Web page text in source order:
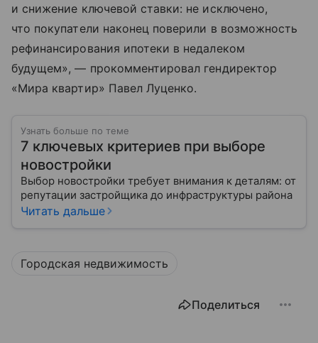
и снижение ключевой ставки: не исключено,
что покупатели наконец поверили в возможность
рефинансирования ипотеки в недалеком
будущем», — прокомментировал гендиректор
«Мира квартир» Павел Луценко.
Узнать больше по теме
7 ключевых критериев при выборе
новостройки
Выбор новостройки требует внимания к деталям: от
репутации застройщика до инфраструктуры района
Читать дальше
Городская недвижимость
Поделиться